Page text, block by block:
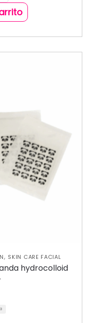
, SKIN CARE FACIAL
hydrocolloid